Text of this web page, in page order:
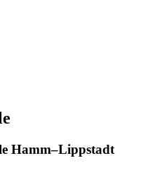
Hamm–Lippstadt